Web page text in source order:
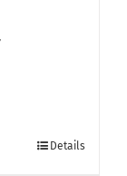
Details